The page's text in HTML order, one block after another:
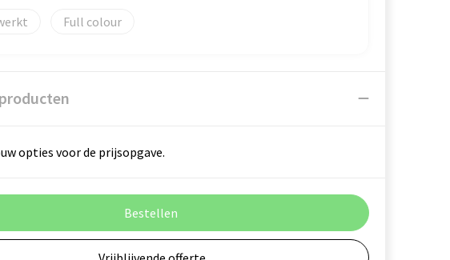
Full colour
opties voor de prijsopgave.
Bestellen